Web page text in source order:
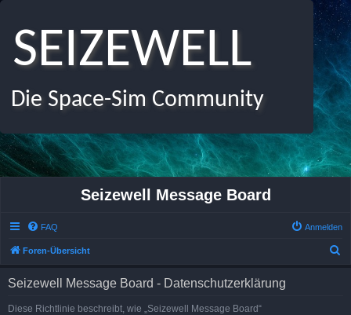
SEIZEWELL
Die Space-Sim Community
Seizewell Message Board
FAQ Anmelden
Foren-Übersicht
Seizewell Message Board - Datenschutzerklärung
Diese Richtlinie beschreibt, wie „Seizewell Message Board“